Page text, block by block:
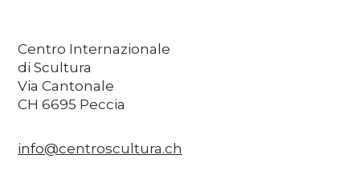
Centro Internazionale
di Scultura
Via Cantonale
CH 6695 Peccia
info@centroscultura.ch